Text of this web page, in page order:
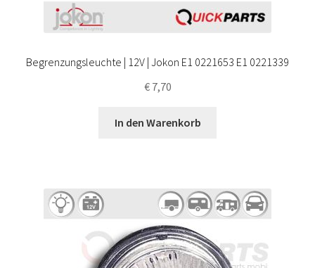
Begrenzungsleuchte | 12V | Jokon E1 0221653 E1 0221339
€7,70
In den Warenkorb